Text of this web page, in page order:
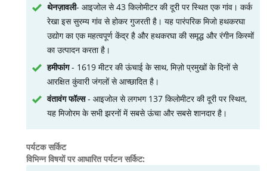
थेनज़ावली- आइजोल से 43 किलोमीटर की दूरी पर स्थित एक गांव। कर्क
रेखा इस सुरम्य गांव से होकर गुजरती है। यह पारंपरिक मिजो हथकरघा
उद्योग का एक महत्वपूर्ण केंद्र है और हथकरघा की समृद्ध और रंगीन किस्मों
का उत्पादन करता है।
हमीफांग- 1619 मीटर की ऊंचाई के साथ, मिज़ो प्रमुखों के दिनों से
आरक्षित कुंवारी जंगलों से आच्छादित है।
वंतावंग फॉल्स- आइजोल से लगभग 137 किलोमीटर की दूरी पर स्थित,
यह मिजोरम के सभी झरनों में सबसे ऊंचा और सबसे शानदार है।
पर्यटक सर्किट
विभिन्न विषयों पर आधारित पर्यटन सर्किट: